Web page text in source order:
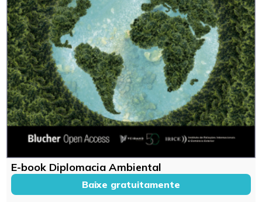
E-book Diplomacia Ambiental
Baixe gratuitamente